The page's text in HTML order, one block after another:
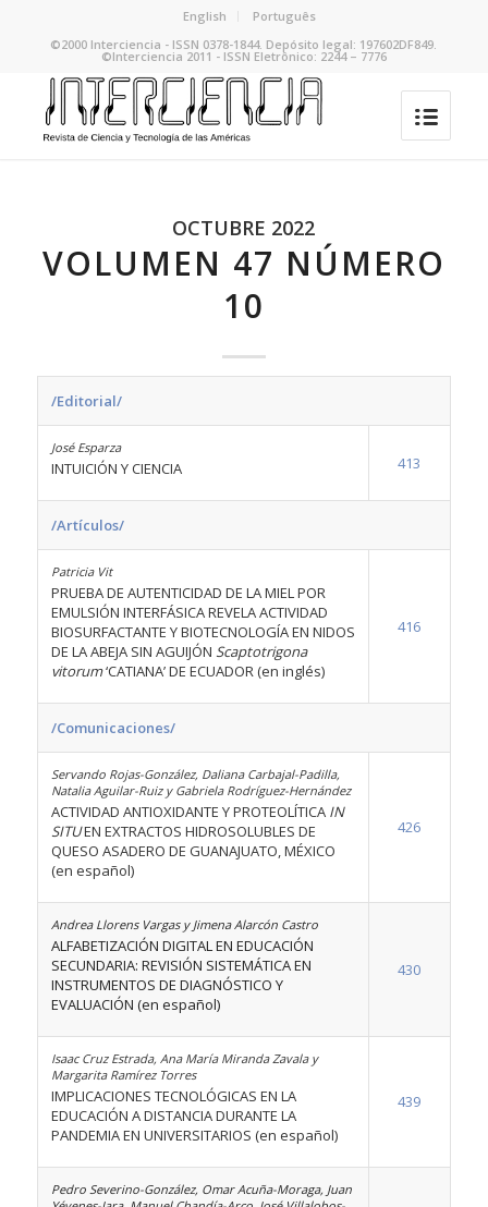
English
Português
©2000 Interciencia - ISSN 0378-1844. Depósito legal: 197602DF849.
©Interciencia 2011 - ISSN Eletrônico: 2244 – 7776
OCTUBRE 2022
VOLUMEN 47 NÚMERO
10
/Editorial/
José Esparza
INTUICIÓN Y CIENCIA 413
/Artículos/
Patricia Vit
PRUEBA DE AUTENTICIDAD DE LA MIEL POR
EMULSIÓN INTERFÁSICA REVELA ACTIVIDAD
BIOSURFACTANTE Y BIOTECNOLOGÍA EN NIDOS
DE LA ABEJA SIN AGUIJÓN Scaptotrigona
vitorum‘CATIANA’ DE ECUADOR (en inglés)
416
/Comunicaciones/
Servando Rojas-González, Daliana Carbajal-Padilla,
Natalia Aguilar-Ruiz y Gabriela Rodríguez-Hernández
ACTIVIDAD ANTIOXIDANTE Y PROTEOLÍTICA IN
SITUEN EXTRACTOS HIDROSOLUBLES DE
QUESO ASADERO DE GUANAJUATO, MÉXICO
(en español)
426
Andrea Llorens Vargas y Jimena Alarcón Castro
ALFABETIZACIÓN DIGITAL EN EDUCACIÓN
SECUNDARIA: REVISIÓN SISTEMÁTICA EN
INSTRUMENTOS DE DIAGNÓSTICO Y
EVALUACIÓN (en español)
430
Isaac Cruz Estrada, Ana María Miranda Zavala y
Margarita Ramírez Torres
IMPLICACIONES TECNOLÓGICAS EN LA
EDUCACIÓN A DISTANCIA DURANTE LA
PANDEMIA EN UNIVERSITARIOS (en español)
439
Pedro Severino-González, Omar Acuña-Moraga, Juan